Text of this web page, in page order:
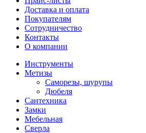
Доставка и оплата
Покупателям
Сотрудничество
Контакты
О компании
Инструменты
Метизы
Саморезы, шурупы
Дюбеля
Сантехника
Замки
Мебельная
Сверла